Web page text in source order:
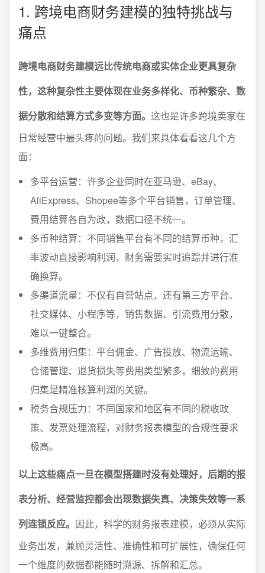
1. 跨境电商财务建模的独特挑战与
痛点
跨境电商财务建模远比传统电商或实体企业更具复杂
性，这种复杂性主要体现在业务多样化、币种繁杂、数
据分散和结算方式多变等方面。 这也是许多跨境卖家在
日常经营中最头疼的问题。我们来具体看看这几个方
面：
多平台运营：许多企业同时在亚马逊、eBay、
AliExpress、Shopee等多个平台销售，订单管理、
费用结算各自为政，数据口径不统一。
多币种结算：不同销售平台有不同的结算币种，汇
率波动直接影响利润，财务需要实时追踪并进行准
确换算。
多渠道流量：不仅有自营站点，还有第三方平台、
社交媒体、小程序等，销售数据、引流费用分散，
难以一键整合。
多维费用归集：平台佣金、广告投放、物流运输、
仓储管理、退货损失等费用类型繁多，细致的费用
归集是精准核算利润的关键。
税务合规压力：不同国家和地区有不同的税收政
策、发票处理流程，对财务报表模型的合规性要求
极高。
以上这些痛点一旦在模型搭建时没有处理好，后期的报
表分析、经营监控都会出现数据失真、决策失效等一系
列连锁反应。 因此，科学的财务报表建模，必须从实际
业务出发，兼顾灵活性、准确性和可扩展性，确保任何
一个维度的数据都能随时溯源、拆解和汇总。